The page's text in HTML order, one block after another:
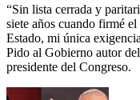
“Sin lista cerrada y
siete años cuando firmé
Estado, mi única
Pido al Gobierno autor
presidente del Congreso.